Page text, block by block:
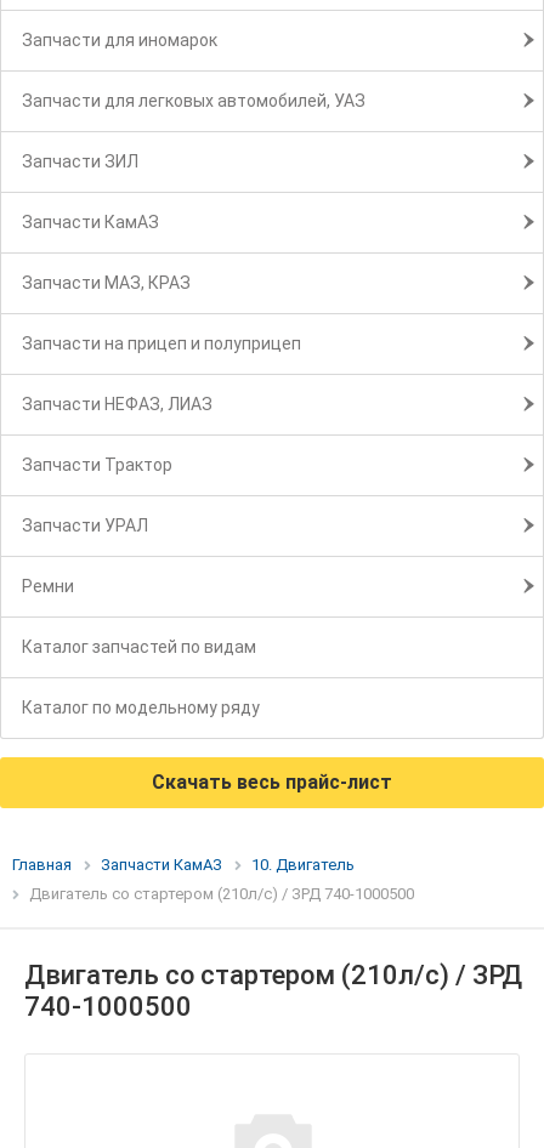
Запчасти для иномарок
Запчасти для легковых автомобилей, УАЗ
Запчасти ЗИЛ
Запчасти КамАЗ
Запчасти МАЗ, КРАЗ
Запчасти на прицеп и полуприцеп
Запчасти НЕФАЗ, ЛИАЗ
Запчасти Трактор
Запчасти УРАЛ
Ремни
Каталог запчастей по видам
Каталог по модельному ряду
Скачать весь прайс-лист
Главная Запчасти КамАЗ
10. Двигатель
Двигатель со стартером (210л/с) / ЗРД 740-1000500
Двигатель со стартером (210л/с) / ЗРД
740-1000500